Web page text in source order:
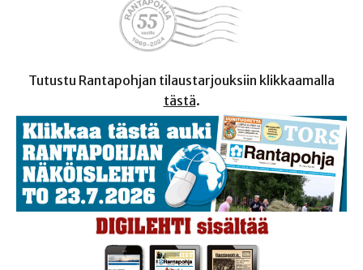
Tutustu Rantapohjan tilaustarjouksiin klikkaamalla
tästä.